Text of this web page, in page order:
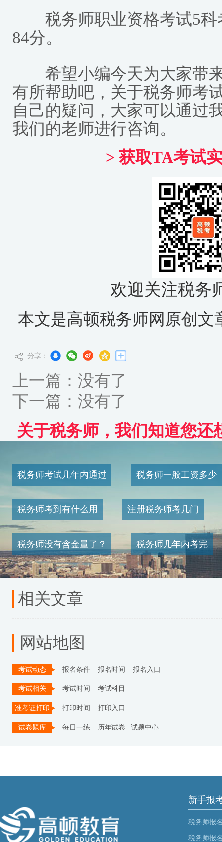
税务师职业资格考试5科
84分。
希望小编今天为大家带来
有所帮助吧，关于税务师考
自己的疑问，大家可以通过
我们的老师进行咨询。
> 获取TA考试
欢迎关注税务
本文是高顿税务师网原创文
分享：
上一篇：没有了
下一篇：没有了
关于税务师，我们知道您还
税务师考试几年内通过 税务师一般工资多少
税务师考到有什么用 注册税务师考几门
税务师没有含金量了？ 税务师几年内考完
相关文章
网站地图
考试动态 报名条件 | 报名时间 | 报名入口
考试相关 考试时间 | 考试科目
准考证打印 打印时间 | 打印入口
试卷题库 每日一练 | 历年试卷| 试题中心
新手报
税务师报
税务师报